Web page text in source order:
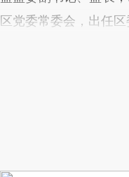
区党委常委会，出任区